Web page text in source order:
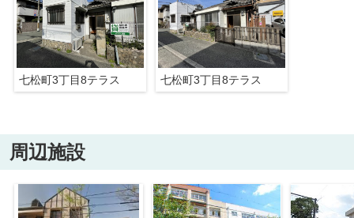
七松町3丁目8テラス 七松町3丁目8テラス
周辺施設